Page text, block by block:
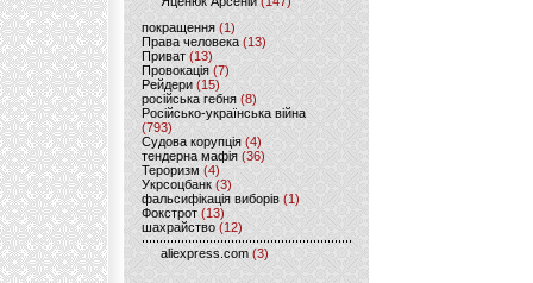
покращення (1)
Права человека(13)
Приват (13)
Провокація (7)
Рейдери (15)
російська гебня (8)
Російсько-українська війна
(793)
Судова корупція (4)
тендерна мафія (36)
Тероризм (4)
Укрсоцбанк (3)
фальсифікація виборів (1)
Фокстрот(13)
шахрайство (12)
aliexpress.com (3)